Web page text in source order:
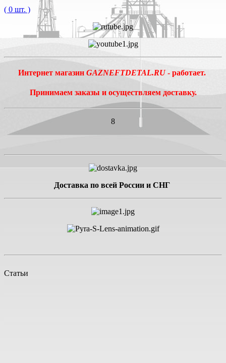
( 0 шт. )
Интернет магазин GAZNEFTDETAL.RU- работает.
Принимаем заказы и осуществляем доставку.
8
Доставка по всей России и СНГ
Статьи